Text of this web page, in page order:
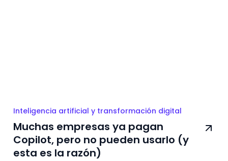
Inteligencia artificial y transformación digital
Muchas empresas ya pagan
Copilot, pero no pueden usarlo (y
esta es la razón)